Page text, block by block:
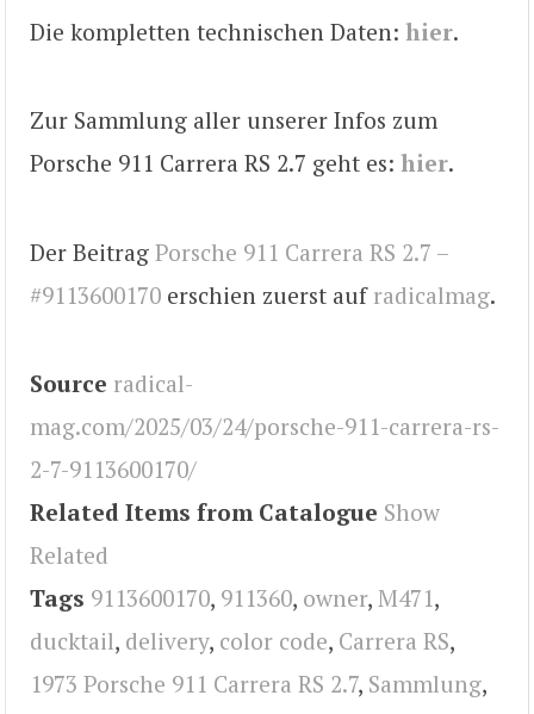
Die kompletten technischen Daten: hier.
Zur Sammlung aller unserer Infos zum
Porsche 911 Carrera RS 2.7 geht es: hier.
Der Beitrag Porsche 911 Carrera RS 2.7 –
#9113600170 erschien zuerst auf radicalmag.
Source radical-
mag.com/2025/03/24/porsche-911-carrera-rs-
2-7-9113600170/
Related Items from Catalogue Show
Related
Tags 9113600170, 911360, owner, M471,
ducktail, delivery, color code, Carrera RS,
1973 Porsche 911 Carrera RS 2.7, Sammlung,